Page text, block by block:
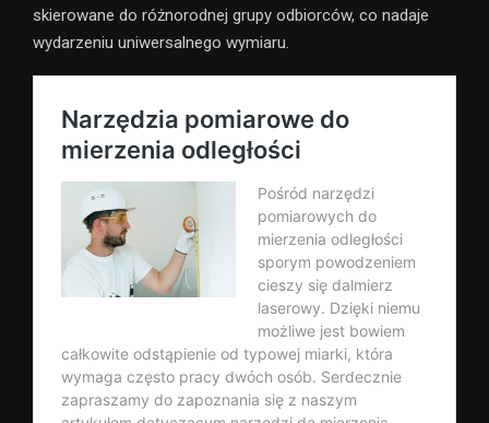
skierowane do różnorodnej grupy odbiorców, co nadaje
wydarzeniu uniwersalnego wymiaru.